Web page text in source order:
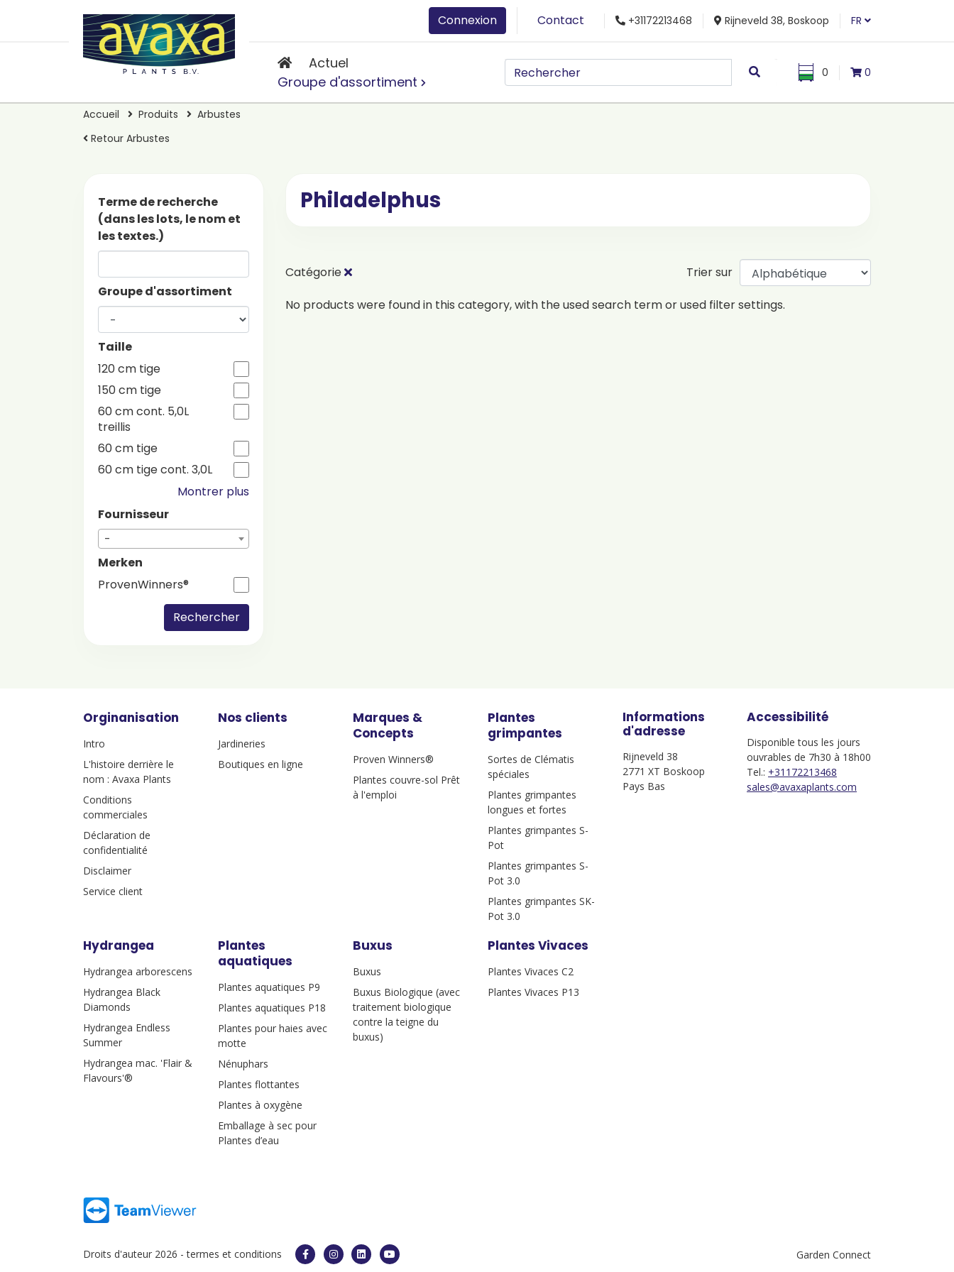
Connexion Contact +31172213468 Rijneveld 38, Boskoop FR
Actuel
Groupe d'assortiment
0 0
Accueil Produits
Arbustes
Retour Arbustes
Terme de recherche
(dans les lots, le nom et
les textes.)
Groupe d'assortiment
Taille
120 cm tige
150 cm tige
60 cm cont. 5,0L
treillis
60 cm tige
60 cm tige cont. 3,0L
Montrer plus
Fournisseur
-
Merken
ProvenWinners®
Rechercher
Philadelphus
Catégorie
Trier sur
No products were found in this category, with the used search term or used filter settings.
Orginanisation
Intro
L'histoire derrière le
nom : Avaxa Plants
Conditions
commerciales
Déclaration de
confidentialité
Disclaimer
Service client
Nos clients
Jardineries
Boutiques en ligne
Marques &
Concepts
Proven Winners®
Plantes couvre-sol Prêt
à l'emploi
Plantes
grimpantes
Sortes de Clématis
spéciales
Plantes grimpantes
longues et fortes
Plantes grimpantes S-
Pot
Plantes grimpantes S-
Pot 3.0
Plantes grimpantes SK-
Pot 3.0
Hydrangea
Hydrangea arborescens
Hydrangea Black
Diamonds
Hydrangea Endless
Summer
Hydrangea mac. 'Flair &
Flavours'®
Plantes
aquatiques
Plantes aquatiques P9
Plantes aquatiques P18
Plantes pour haies avec
motte
Nénuphars
Plantes flottantes
Plantes à oxygène
Emballage à sec pour
Plantes d’eau
Buxus
Buxus
Buxus Biologique (avec
traitement biologique
contre la teigne du
buxus)
Plantes Vivaces
Plantes Vivaces C2
Plantes Vivaces P13
Informations
d'adresse
Rijneveld 38
2771 XT Boskoop
Pays Bas
Accessibilité
Disponible tous les jours
ouvrables de 7h30 à 18h00
Tel.: +31172213468
sales@avaxaplants.com
Droits d'auteur 2026 -termes et conditions Garden Connect